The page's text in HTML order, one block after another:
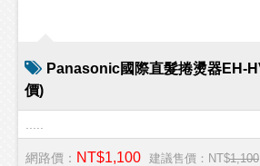
Panasonic國際直髮捲燙器EH-
價)
網路價： NT$1,100 建議售價：NT$1,100